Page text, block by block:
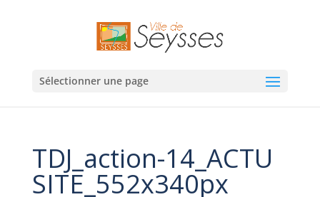
Sélectionner une page
TDJ_action-14_ACTU
SITE_552x340px